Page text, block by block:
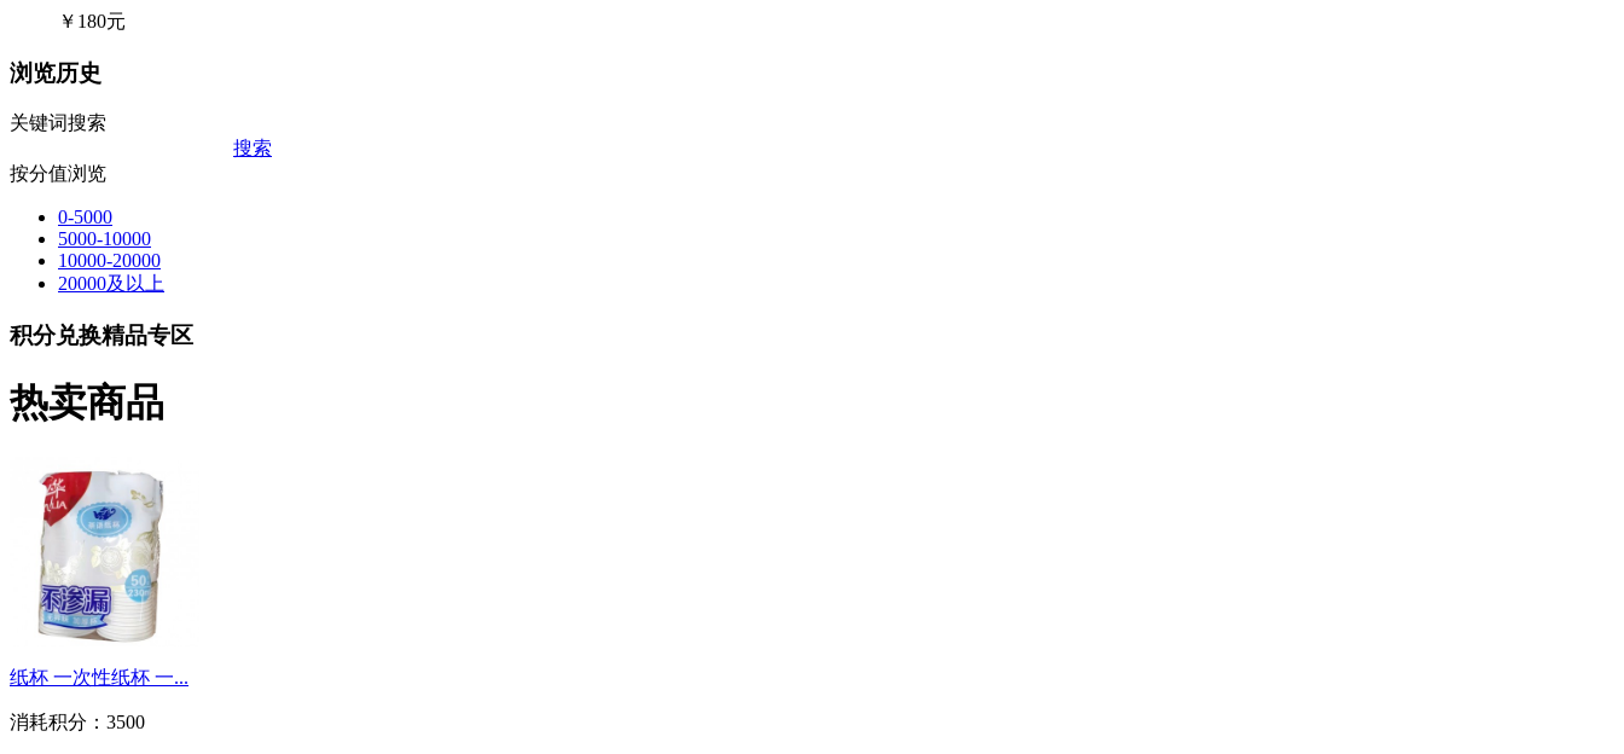
￥180元
浏览历史
关键词搜索
搜索
按分值浏览
0-5000
5000-10000
10000-20000
20000及以上
积分兑换精品专区
热卖商品
纸杯 一次性纸杯 一...
消耗积分： 3500